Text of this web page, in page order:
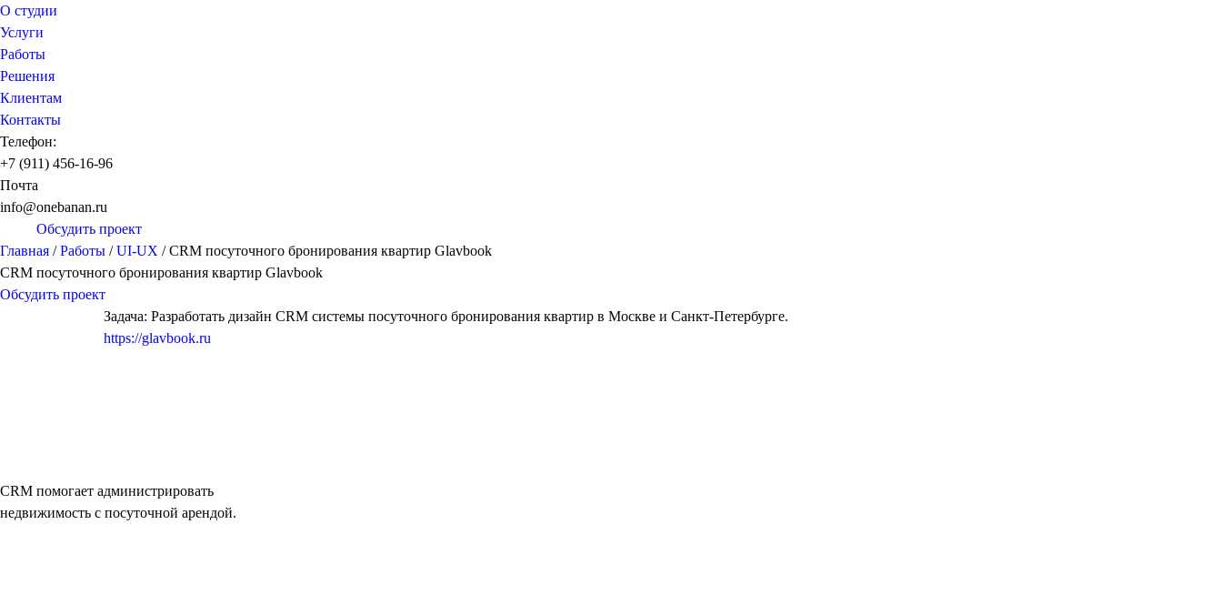
О студии
Услуги
Работы
Решения
Клиентам
Контакты
Телефон:
+7 (911) 456-16-96
Почта
info@onebanan.ru
Обсудить проект
Главная /Работы /UI-UX /CRM посуточного бронирования квартир Glavbook
CRM посуточного бронирования квартир Glavbook
Обсудить проект
Задача: Разработать дизайн CRM системы посуточного бронирования квартир в Москве и Санкт-Петербурге.
https://glavbook.ru
CRM помогает администрировать
недвижимость с посуточной арендой.